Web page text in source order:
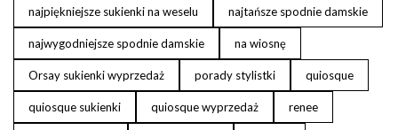
najpiękniejsze sukienki na weselu najtańsze spodnie damskie
najwygodniejsze spodnie damskie na wiosnę
Orsay sukienki wyprzedaż porady stylistki quiosque
quiosque sukienki quiosque wyprzedaż renee